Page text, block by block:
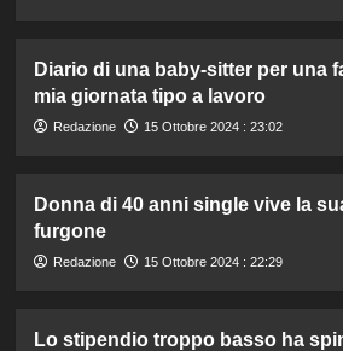
Diario di una baby-sitter per una
mia giornata tipo a lavoro
Redazione 15 Ottobre 2024 : 23:02
Donna di 40 anni single vive la
furgone
Redazione 15 Ottobre 2024 : 22:29
Lo stipendio troppo basso ha